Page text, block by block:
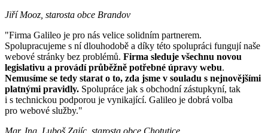
Jiří Mooz, starosta obce Brandov
"Firma Galileo je pro nás velice solidním partnerem.
Spolupracujeme s ní dlouhodobě a díky této spolupráci fungují naše
webové stránky bez problémů. Firma sleduje všechnu novou
legislativu a provádí průběžně potřebné úpravy webu.
Nemusíme se tedy starat o to, zda jsme v souladu s nejnovějšími
platnými pravidly. Spolupráce jak s obchodní zástupkyní, tak
i s technickou podporou je vynikající. Galileo je dobrá volba
pro webové služby."
Mgr. Ing. Luboš Zajíc, starosta obce Chotutice